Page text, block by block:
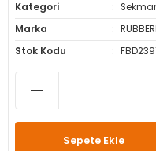
İç Lastikleri
Kategori
Marka
Stok Kodu
Sepete Ekle